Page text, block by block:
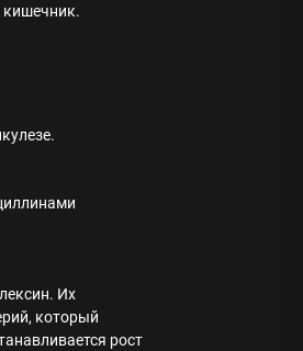
кишечник.
Их
который
рост